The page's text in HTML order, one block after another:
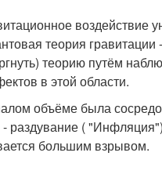
воздействие
теория гравитации
теорию путём
в этой области.
объёме была
раздувание (
большим взрывом.